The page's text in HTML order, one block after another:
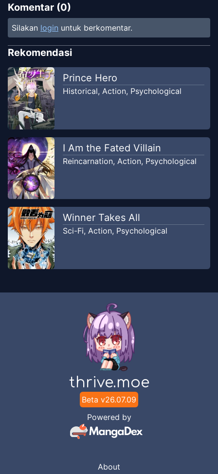
Matakomik
Chapter45
Matakomik
Jul 19, 2020
Chapter44
Matakomik
Chapter43
Matakomik
Chapter42
Matakomik
Jul 19, 2020
Chapter41
Matakomik
Chapter40
Matakomik
Jul 19, 2020
Chapter39
Jul 19, 2020
Komentar (0)
Silakan login untuk berkomentar.
Rekomendasi
Prince Hero
Historical, Action, Psychological
I Am the Fated Villain
Reincarnation, Action, Psychological
Winner Takes All
Sci-Fi, Action, Psychological
thrive.moe
Beta v26.07.09
Powered by
About